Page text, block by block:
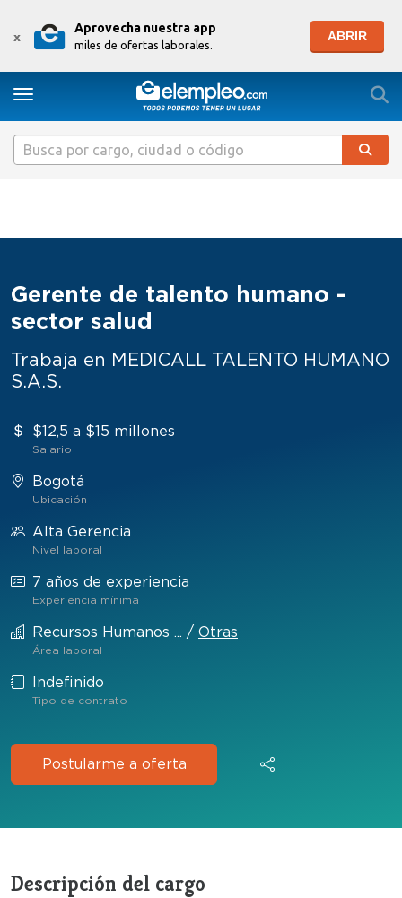
x
Aprovecha nuestra app
miles de ofertas laborales.
ABRIR
Toggle navigation
Gerente de talento humano -
sector salud
Trabaja en MEDICALL TALENTO HUMANO
S.A.S.
$12,5 a $15 millones
Salario
Bogotá
Ubicación
Alta Gerencia
Nivel laboral
7 años de experiencia
Experiencia mínima
Recursos Humanos ... / Otras
Área laboral
Indefinido
Tipo de contrato
Postularme a oferta
Descripción del cargo